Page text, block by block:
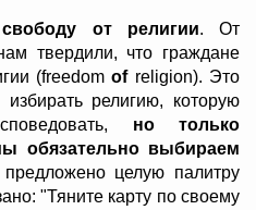
от религии. От
твердили, что граждане
(freedomof religion). Это
религию, которую
но только
обязательно выбираем
целую палитру
"Тяните карту по своему